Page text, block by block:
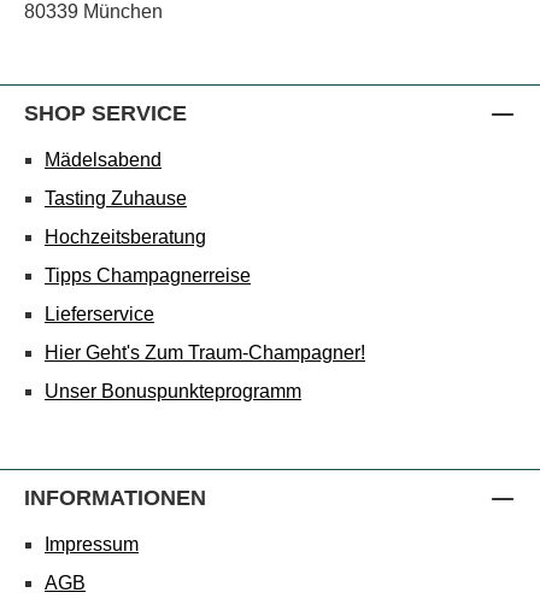
80339 München
SHOP SERVICE
Mädelsabend
Tasting Zuhause
Hochzeitsberatung
Tipps Champagnerreise
Lieferservice
Hier Geht's Zum Traum-Champagner!
Unser Bonuspunkteprogramm
INFORMATIONEN
Impressum
AGB